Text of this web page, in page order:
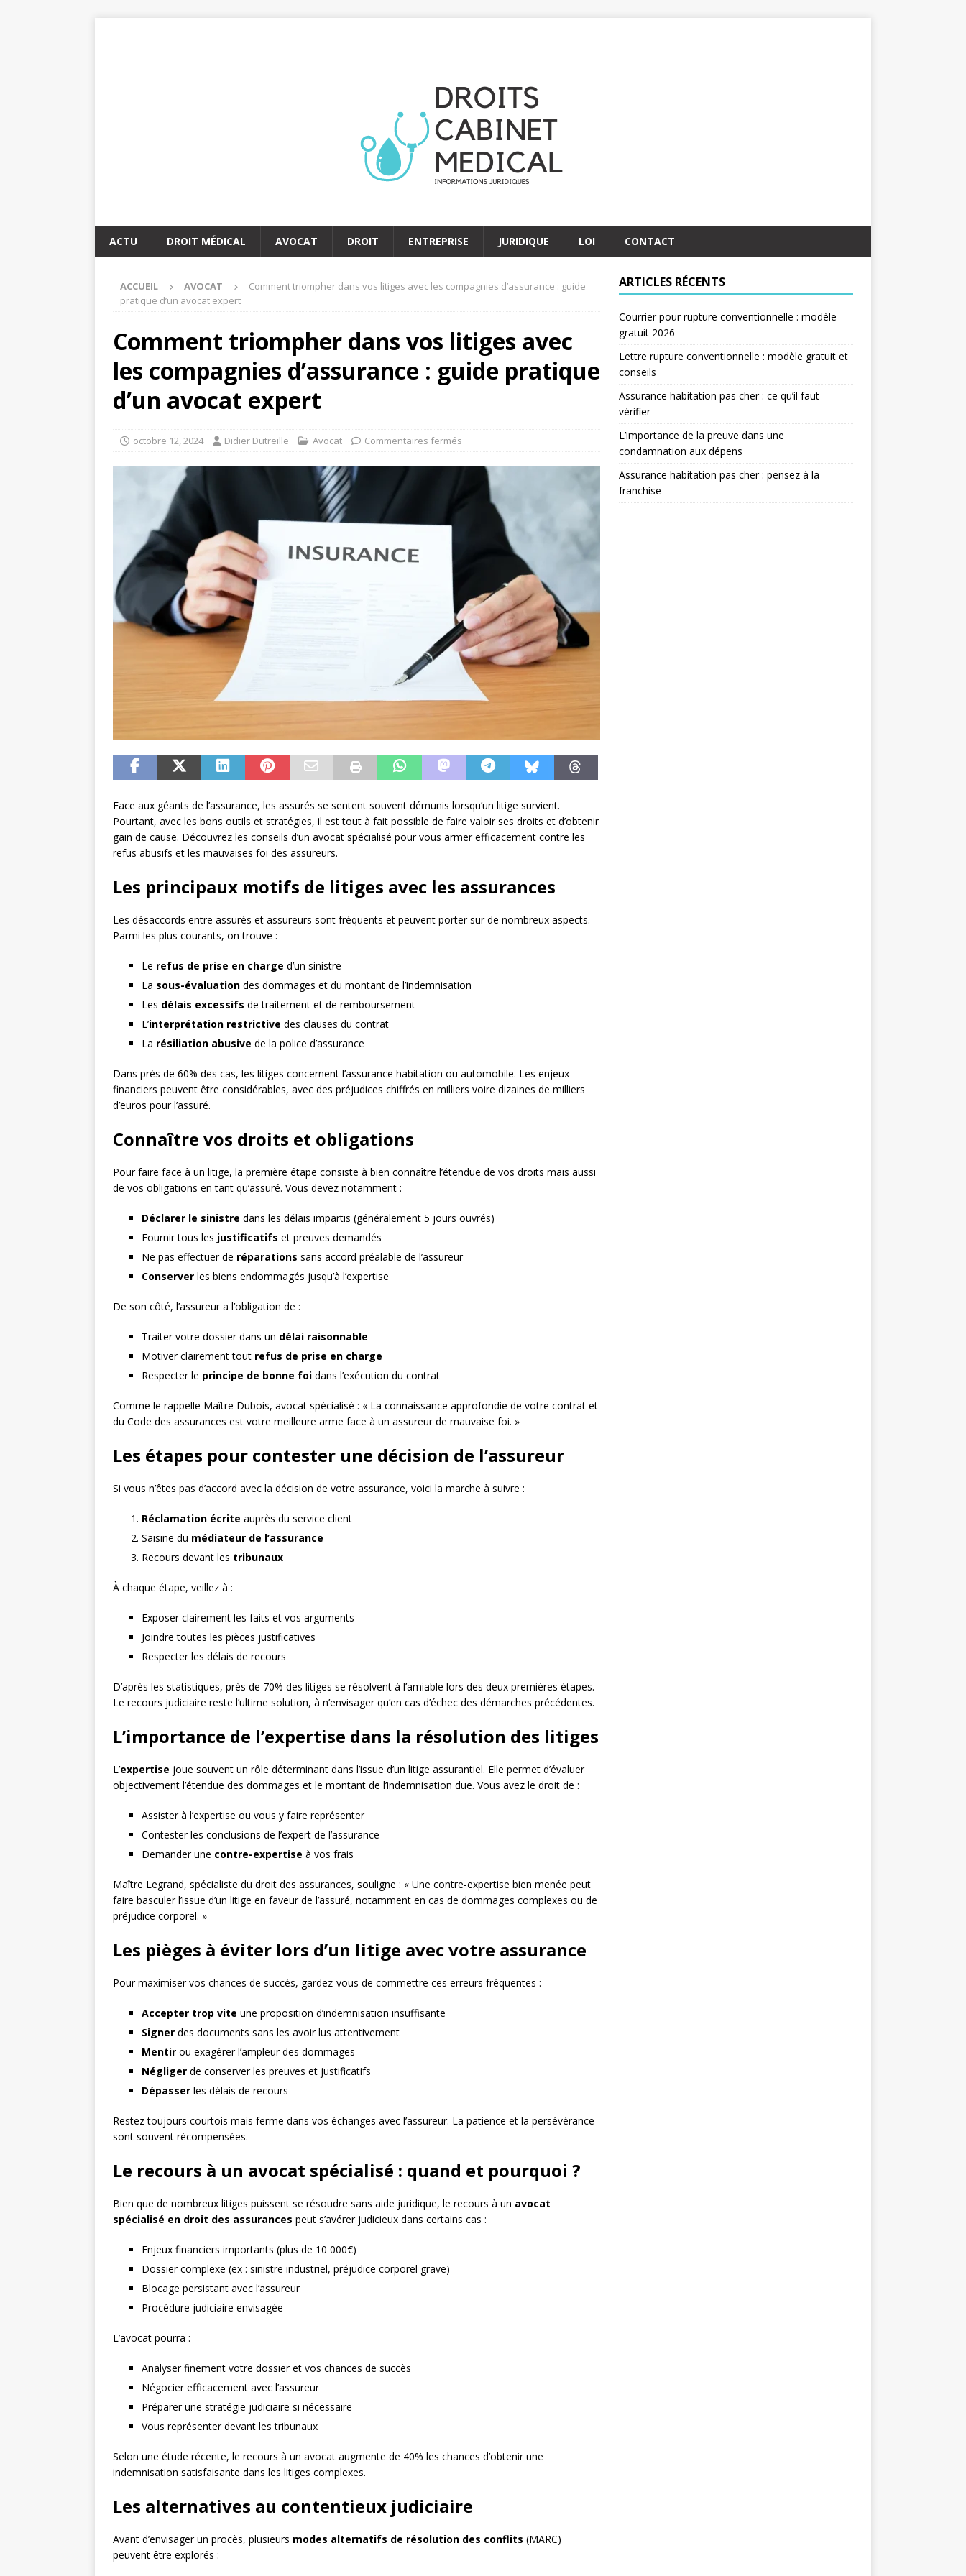
ACTU DROIT MÉDICAL AVOCAT DROIT ENTREPRISE JURIDIQUE LOI CONTACT
ACCUEIL AVOCAT
Comment triompher dans vos litiges avec les compagnies d’assurance : guide
pratique d’un avocat expert
Comment triompher dans vos litiges avec
les compagnies d’assurance : guide pratique
d’un avocat expert
octobre 12, 2024 Didier Dutreille Avocat Commentaires fermés
Face aux géants de l’assurance, les assurés se sentent souvent démunis lorsqu’un litige survient.
Pourtant, avec les bons outils et stratégies, il est tout à fait possible de faire valoir ses droits et d’obtenir
gain de cause. Découvrez les conseils d’un avocat spécialisé pour vous armer efficacement contre les
refus abusifs et les mauvaises foi des assureurs.
Les principaux motifs de litiges avec les assurances
Les désaccords entre assurés et assureurs sont fréquents et peuvent porter sur de nombreux aspects.
Parmi les plus courants, on trouve :
Le refus de prise en charge d’un sinistre
La sous-évaluation des dommages et du montant de l’indemnisation
Les délais excessifs de traitement et de remboursement
L’interprétation restrictive des clauses du contrat
La résiliation abusive de la police d’assurance
Dans près de 60% des cas, les litiges concernent l’assurance habitation ou automobile. Les enjeux
financiers peuvent être considérables, avec des préjudices chiffrés en milliers voire dizaines de milliers
d’euros pour l’assuré.
Connaître vos droits et obligations
Pour faire face à un litige, la première étape consiste à bien connaître l’étendue de vos droits mais aussi
de vos obligations en tant qu’assuré. Vous devez notamment :
Déclarer le sinistre dans les délais impartis (généralement 5 jours ouvrés)
Fournir tous les justificatifs et preuves demandés
Ne pas effectuer de réparations sans accord préalable de l’assureur
Conserver les biens endommagés jusqu’à l’expertise
De son côté, l’assureur a l’obligation de :
Traiter votre dossier dans un délai raisonnable
Motiver clairement tout refus de prise en charge
Respecter le principe de bonne foi dans l’exécution du contrat
Comme le rappelle Maître Dubois, avocat spécialisé : « La connaissance approfondie de votre contrat et
du Code des assurances est votre meilleure arme face à un assureur de mauvaise foi. »
Les étapes pour contester une décision de l’assureur
Si vous n’êtes pas d’accord avec la décision de votre assurance, voici la marche à suivre :
Réclamation écrite auprès du service client
Saisine du médiateur de l’assurance
Recours devant les tribunaux
À chaque étape, veillez à :
Exposer clairement les faits et vos arguments
Joindre toutes les pièces justificatives
Respecter les délais de recours
D’après les statistiques, près de 70% des litiges se résolvent à l’amiable lors des deux premières étapes.
Le recours judiciaire reste l’ultime solution, à n’envisager qu’en cas d’échec des démarches précédentes.
L’importance de l’expertise dans la résolution des litiges
L’expertise joue souvent un rôle déterminant dans l’issue d’un litige assurantiel. Elle permet d’évaluer
objectivement l’étendue des dommages et le montant de l’indemnisation due. Vous avez le droit de :
Assister à l’expertise ou vous y faire représenter
Contester les conclusions de l’expert de l’assurance
Demander une contre-expertise à vos frais
Maître Legrand, spécialiste du droit des assurances, souligne : « Une contre-expertise bien menée peut
faire basculer l’issue d’un litige en faveur de l’assuré, notamment en cas de dommages complexes ou de
préjudice corporel. »
Les pièges à éviter lors d’un litige avec votre assurance
Pour maximiser vos chances de succès, gardez-vous de commettre ces erreurs fréquentes :
Accepter trop vite une proposition d’indemnisation insuffisante
Signer des documents sans les avoir lus attentivement
Mentir ou exagérer l’ampleur des dommages
Négliger de conserver les preuves et justificatifs
Dépasser les délais de recours
Restez toujours courtois mais ferme dans vos échanges avec l’assureur. La patience et la persévérance
sont souvent récompensées.
Le recours à un avocat spécialisé : quand et pourquoi ?
Bien que de nombreux litiges puissent se résoudre sans aide juridique, le recours à un avocat
spécialisé en droit des assurances peut s’avérer judicieux dans certains cas :
Enjeux financiers importants (plus de 10 000€)
Dossier complexe (ex : sinistre industriel, préjudice corporel grave)
Blocage persistant avec l’assureur
Procédure judiciaire envisagée
L’avocat pourra :
Analyser finement votre dossier et vos chances de succès
Négocier efficacement avec l’assureur
Préparer une stratégie judiciaire si nécessaire
Vous représenter devant les tribunaux
Selon une étude récente, le recours à un avocat augmente de 40% les chances d’obtenir une
indemnisation satisfaisante dans les litiges complexes.
Les alternatives au contentieux judiciaire
Avant d’envisager un procès, plusieurs modes alternatifs de résolution des conflits (MARC)
peuvent être explorés :
ARTICLES RÉCENTS
Courrier pour rupture conventionnelle : modèle
gratuit 2026
Lettre rupture conventionnelle : modèle gratuit et
conseils
Assurance habitation pas cher : ce qu’il faut
vérifier
L’importance de la preuve dans une
condamnation aux dépens
Assurance habitation pas cher : pensez à la
franchise